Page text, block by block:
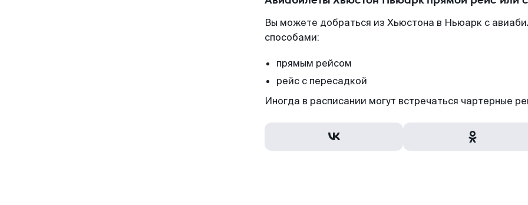
Вы можете добраться из Хьюстона в Ньюарк с
способами:
прямым рейсом
рейс с пересадкой
Иногда в расписании могут встречаться чартерные